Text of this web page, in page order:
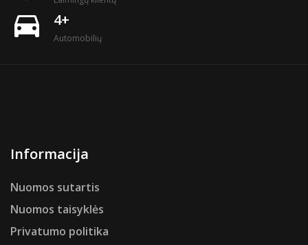
directions_car 4+
Automobilių
Informacija
Nuomos sutartis
Nuomos taisyklės
Privatumo politika